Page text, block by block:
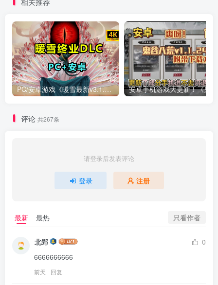
PC/安卓游戏《暖雪最新v3.1.0.1》终业DLC整合版！
评论 共267条
请登录后发表评论
登录 注册
最新 最热 只看作者
北郢
0
6666666666
前天 回复